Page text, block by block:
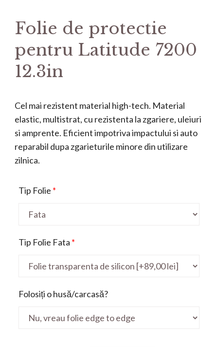
Folie de protectie
pentru Latitude 7200
12.3in
Cel mai rezistent material high-tech. Material
elastic, multistrat, cu rezistenta la zgariere, uleiuri
si amprente. Eficient impotriva impactului si auto
reparabil dupa zgarieturile minore din utilizare
zilnica.
Tip Folie *
Tip Folie Fata *
Folosiți o husă/carcasă?